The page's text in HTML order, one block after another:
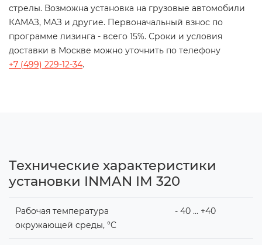
стрелы. Возможна установка на грузовые автомобили
КАМАЗ, МАЗ и другие. Первоначальный взнос по
программе лизинга - всего 15%. Сроки и условия
доставки в Москве можно уточнить по телефону
+7 (499) 229-12-34.
Технические характеристики
установки INMAN IM 320
Рабочая температура
окружающей среды, °C
- 40 ... +40